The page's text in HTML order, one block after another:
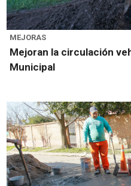
MEJORAS
Mejoran la circulación
Municipal